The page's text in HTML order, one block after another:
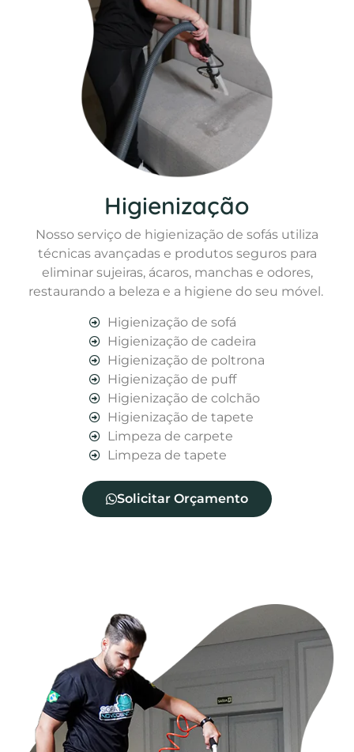
Higienização
Nosso serviço de higienização de sofás utiliza
técnicas avançadas e produtos seguros para
eliminar sujeiras, ácaros, manchas e odores,
restaurando a beleza e a higiene do seu móvel.
Higienização de sofá
Higienização de cadeira
Higienização de poltrona
Higienização de puff
Higienização de colchão
Higienização de tapete
Limpeza de carpete
Limpeza de tapete
Solicitar Orçamento